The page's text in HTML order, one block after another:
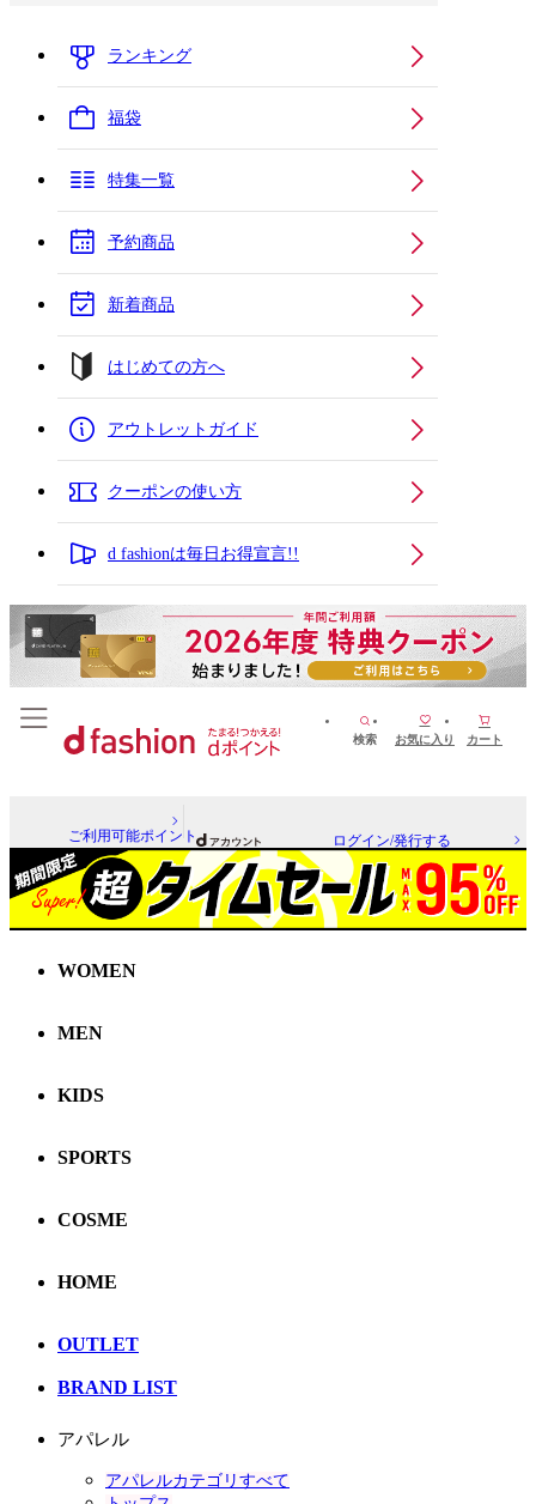
ランキング
福袋
特集一覧
予約商品
新着商品
はじめての方へ
アウトレットガイド
クーポンの使い方
d fashionは毎日お得宣言!!
検索 お気に入り カート
ご利用可能ポイント ログイン/発行する
WOMEN
MEN
KIDS
SPORTS
COSME
HOME
OUTLET
BRAND LIST
アパレル
アパレルカテゴリすべて